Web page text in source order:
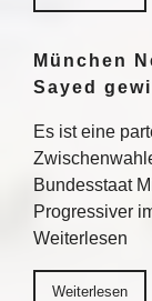
München
Sayed
Es ist eine
Bundesstaat
Progressiver
Weiterlesen
Weiterlesen